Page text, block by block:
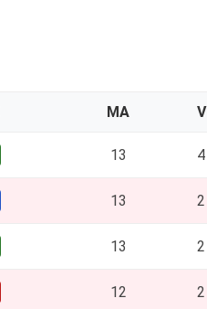
MA V
13 4
13 2
13 2
12 2